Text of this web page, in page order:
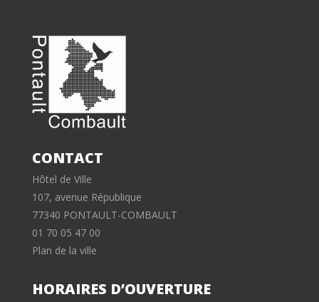
CONTACT
Hôtel de Ville
107, avenue République
77340 PONTAULT-COMBAULT
01 70 05 47 00
Plan de la ville
HORAIRES D’OUVERTURE